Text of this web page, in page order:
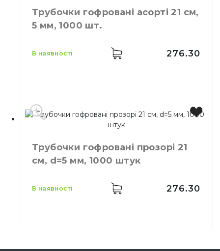
Розмір
21 см
Ширина
Призначення
Трубочки для напоїв
Трубочки гофровані асорті 21 см,
5 мм, 1000 шт.
Кількість в упаковці
1000,шт.
Призначення
Трубочки для напоїв
в наявності 276.30
Трубочки гофровані прозорі 21
см, d=5 мм, 1000 штук
в наявності 276.30